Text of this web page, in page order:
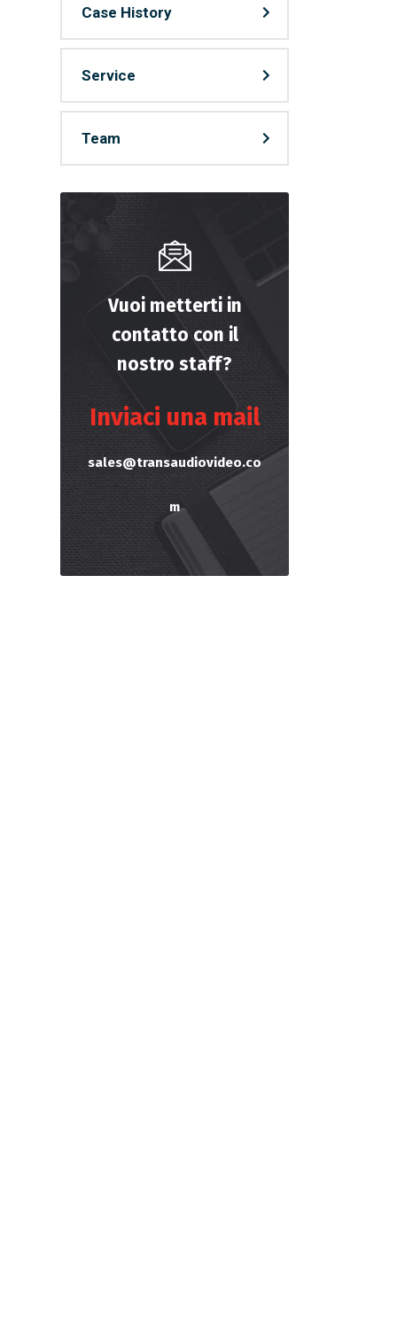
Case History
Service
Team
Vuoi metterti in
contatto con il
nostro staff?
Inviaci una mail
sales@transaudiovideo.co
m